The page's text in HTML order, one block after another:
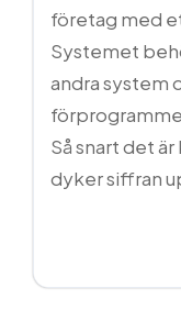
företag med
Systemet
andra system
Så snart det
dyker siffran